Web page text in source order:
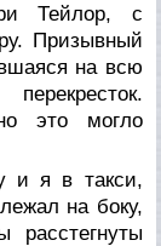
Тейлор, с
Призывный
на всю
это могло
и я в такси,
на боку,